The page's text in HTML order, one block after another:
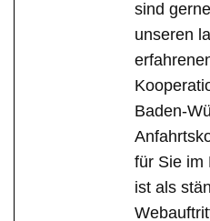
sind
unseren
Baden-
für Sie im
ist als